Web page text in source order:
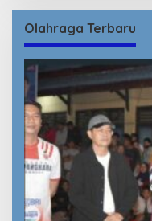
Olahraga Terbaru